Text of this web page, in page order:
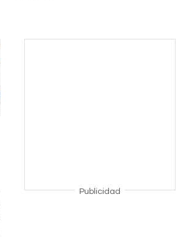
Publicidad